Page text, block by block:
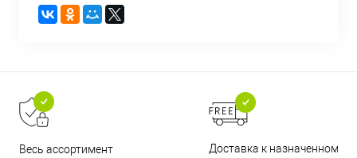
Весь ассортимент
Доставка к назначенному